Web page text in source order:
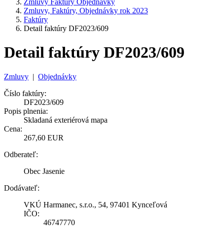
Zmluvy Faktúry Objednávky
Zmluvy, Faktúry, Objednávky rok 2023
Faktúry
Detail faktúry DF2023/609
Detail faktúry DF2023/609
Zmluvy | Objednávky
Číslo faktúry:
DF2023/609
Popis plnenia:
Skladaná exteriérová mapa
Cena:
267,60 EUR
Odberateľ:
Obec Jasenie
Dodávateľ:
VKÚ Harmanec, s.r.o., 54, 97401 Kynceľová
IČO:
46747770